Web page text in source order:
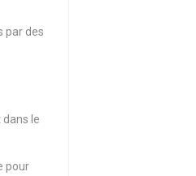
par des
dans le
pour